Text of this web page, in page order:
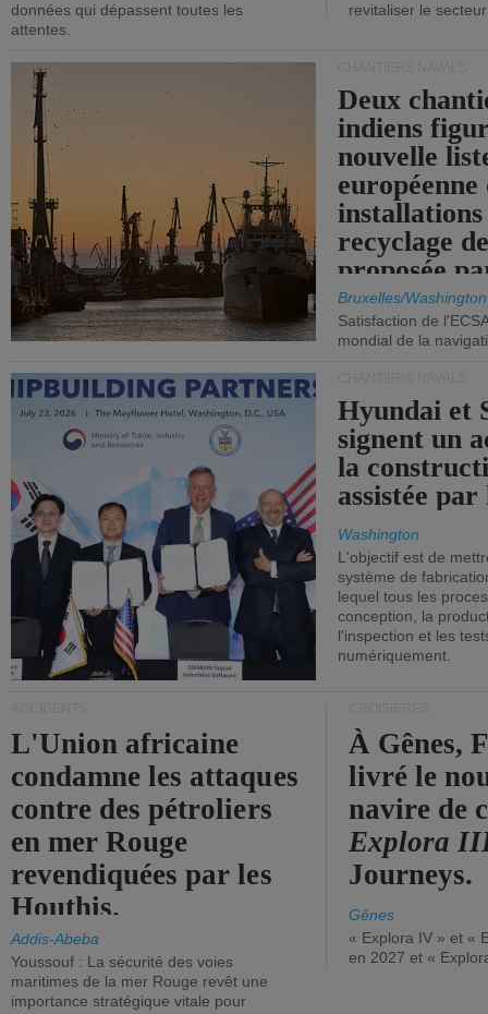
données qui dépassent toutes les
attentes.
revitaliser le secteur
Deux
indiens
nouvelle
européenne
installations
recyclage
proposée
Bruxelles/Washington
Satisfaction de
mondial de la
Hyundai et
signent un
la
assistée
Washington
L'objectif est de
système de
lequel tous les
conception, la
l'inspection et les
numériquement.
L'Union africaine
condamne les attaques
contre des pétroliers
en mer Rouge
revendiquées par les
Houthis.
Addis-Abeba
Youssouf : La sécurité des voies
maritimes de la mer Rouge revêt une
importance stratégique vitale pour
À Gênes,
livré le
navire de
Explora
Journeys.
Gênes
« Explora IV » et «
en 2027 et «